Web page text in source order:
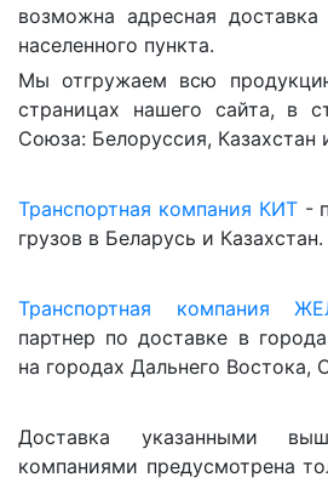
возможна адресная
населенного пункта.
Мы отгружаем всю
страницах нашего сайта, в
Союза: Белоруссия, Казахстан
Транспортная компания КИТ-
грузов в Беларусь и Казахстан.
Транспортная компания
партнер по доставке в
на городах Дальнего Востока,
Доставка указанными
компаниями предусмотрена